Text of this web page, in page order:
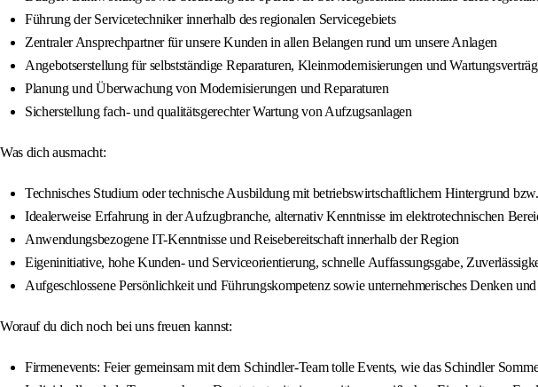
Führung der Servicetechniker innerhalb des regionalen Servicegebiets
Zentraler Ansprechpartner für unsere Kunden in allen Belangen rund um unsere Anlagen
Angebotserstellung für selbstständige Reparaturen, Kleinmodernisierungen und
Planung und Überwachung von Modernisierungen und Reparaturen
Sicherstellung fach- und qualitätsgerechter Wartung von Aufzugsanlagen
Was dich ausmacht:
Technisches Studium oder technische Ausbildung mit betriebswirtschaftlichem Hintergrund
Idealerweise Erfahrung in der Aufzugbranche, alternativ Kenntnisse im elektrotechnischen
Anwendungsbezogene IT-Kenntnisse und Reisebereitschaft innerhalb der Region
Eigeninitiative, hohe Kunden- und Serviceorientierung, schnelle Auffassungsgabe,
Aufgeschlossene Persönlichkeit und Führungskompetenz sowie unternehmerisches Denken
Worauf du dich noch bei uns freuen kannst:
Firmenevents: Feier gemeinsam mit dem Schindler-Team tolle Events, wie das Schindler